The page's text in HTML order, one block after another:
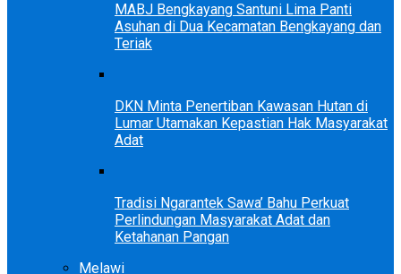
MABJ Bengkayang Santuni Lima Panti
Asuhan di Dua Kecamatan Bengkayang dan
Teriak
DKN Minta Penertiban Kawasan Hutan di
Lumar Utamakan Kepastian Hak Masyarakat
Adat
Tradisi Ngarantek Sawa’ Bahu Perkuat
Perlindungan Masyarakat Adat dan
Ketahanan Pangan
Melawi